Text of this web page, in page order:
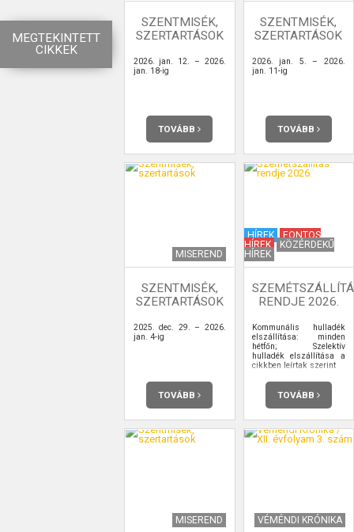
MEGTEKINTETT
CIKKEK
SZENTMISÉK,
SZERTARTÁSOK
2026. jan. 12. – 2026.
jan. 18-ig
TOVÁBB
SZENTMISÉK,
SZERTARTÁSOK
2026. jan. 5. – 2026.
jan. 11-ig
TOVÁBB
MISEREND
SZENTMISÉK,
SZERTARTÁSOK
2025. dec. 29. – 2026.
jan. 4-ig
TOVÁBB
HÍREK
FONTOS
HÍREK
KÖZÉRDEKŰ
HÍREK
RENDJE 2026.
Kommunális hulladék
elszállítása: minden
hétfőn; Szelektív
hulladék elszállítása a
cikkben leírtak szerint
TOVÁBB
MISEREND VÉMÉNDI KRÓNIKA